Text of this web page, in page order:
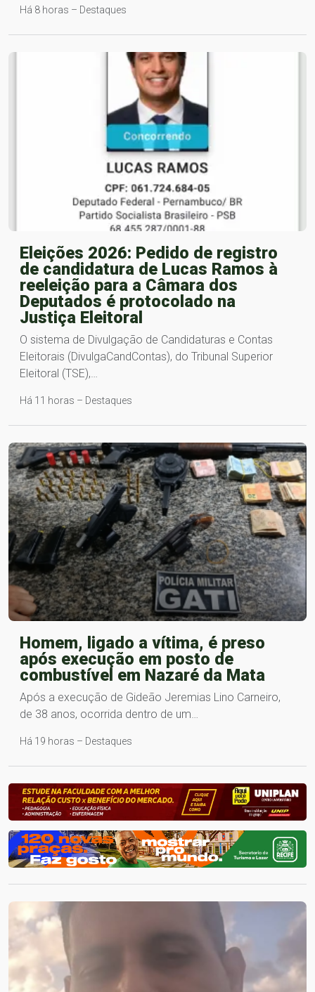
Há 8 horas – Destaques
Eleições 2026: Pedido de registro
de candidatura de Lucas Ramos à
reeleição para a Câmara dos
Deputados é protocolado na
Justiça Eleitoral
O sistema de Divulgação de Candidaturas e Contas
Eleitorais (DivulgaCandContas), do Tribunal Superior
Eleitoral (TSE),…
Há 11 horas – Destaques
Homem, ligado a vítima, é preso
após execução em posto de
combustível em Nazaré da Mata
Após a execução de Gideão Jeremias Lino Carneiro,
de 38 anos, ocorrida dentro de um…
Há 19 horas – Destaques